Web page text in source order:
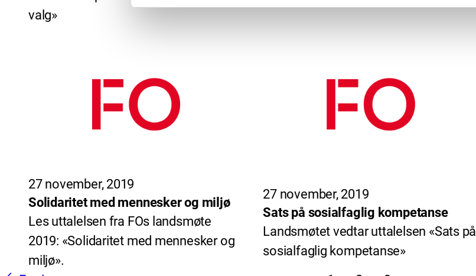
valg»
27 november, 2019
Solidaritet med mennesker og miljø
Les uttalelsen fra FOs landsmøte
2019: «Solidaritet med mennesker og
miljø».
27 november, 2019
Sats på sosialfaglig kompetanse
Landsmøtet vedtar uttalelsen «Sats på
sosialfaglig kompetanse»